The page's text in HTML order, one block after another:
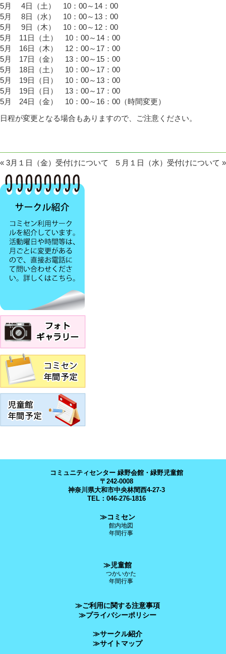
5月 4日（土） 10：00～14：00
5月 8日（水） 10：00～13：00
5月 9日（木） 10：00～12：00
5月 11日（土） 10：00～14：00
5月 16日（木） 12：00～17：00
5月 17日（金） 13：00～15：00
5月 18日（土） 10：00～17：00
5月 19日（日） 10：00～13：00
5月 19日（日） 13：00～17：00
5月 24日（金） 10：00～16：00（時間変更）
日程が変更となる場合もありますので、ご注意ください。
« 3月１日（金）受付けについて ５月１日（水）受付けについて »
コミュニティセンター 緑野会館・緑野児童館
〒242-0008
神奈川県大和市中央林間西4-27-3
TEL：046-276-1816
≫コミセン
館内地図
年間行事
≫児童館
つかいかた
年間行事
≫ご利用に関する注意事項
≫プライバシーポリシー
≫サークル紹介
≫サイトマップ